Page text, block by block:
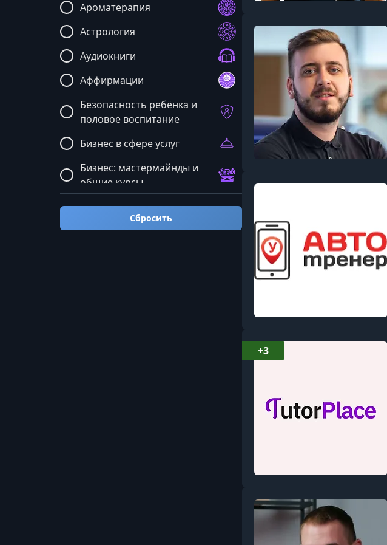
Ароматерапия
Астрология
Аудиокниги
Аффирмации
Безопасность ребёнка и
половое воспитание
Бизнес в сфере услуг
Бизнес: мастермайнды и
общие курсы
Блюда и рецепты
Бренд и реклама
Сбросить
+3